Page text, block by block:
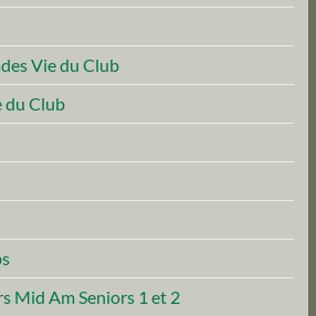
Vie du Club
du Club
Mid Am Seniors 1 et 2